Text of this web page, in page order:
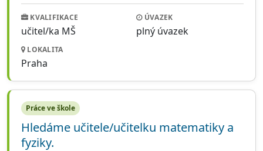
KVALIFIKACE
učitel/ka MŠ
ÚVAZEK
plný úvazek
LOKALITA
Praha
Práce ve škole
Hledáme učitele/učitelku matematiky a
fyziky.